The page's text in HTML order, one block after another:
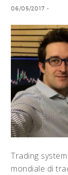
06/05/2017 -
Trading
mondiale di